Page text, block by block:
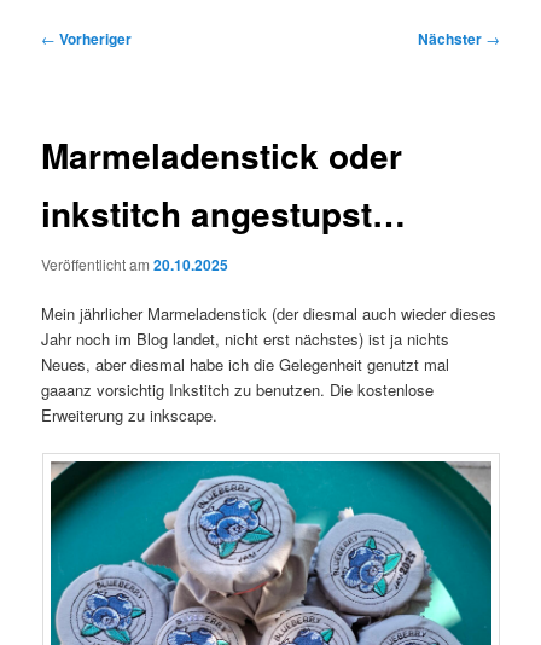
Beitragsnavigation
← Vorheriger Nächster →
Marmeladenstick oder
inkstitch angestupst…
Veröffentlicht am20.10.2025
Mein jährlicher Marmeladenstick (der diesmal auch wieder dieses
Jahr noch im Blog landet, nicht erst nächstes) ist ja nichts
Neues, aber diesmal habe ich die Gelegenheit genutzt mal
gaaanz vorsichtig Inkstitch zu benutzen. Die kostenlose
Erweiterung zu inkscape.